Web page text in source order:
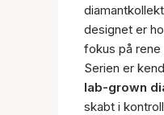
designet er
fokus på rene
Serien er
lab-grown
skabt i